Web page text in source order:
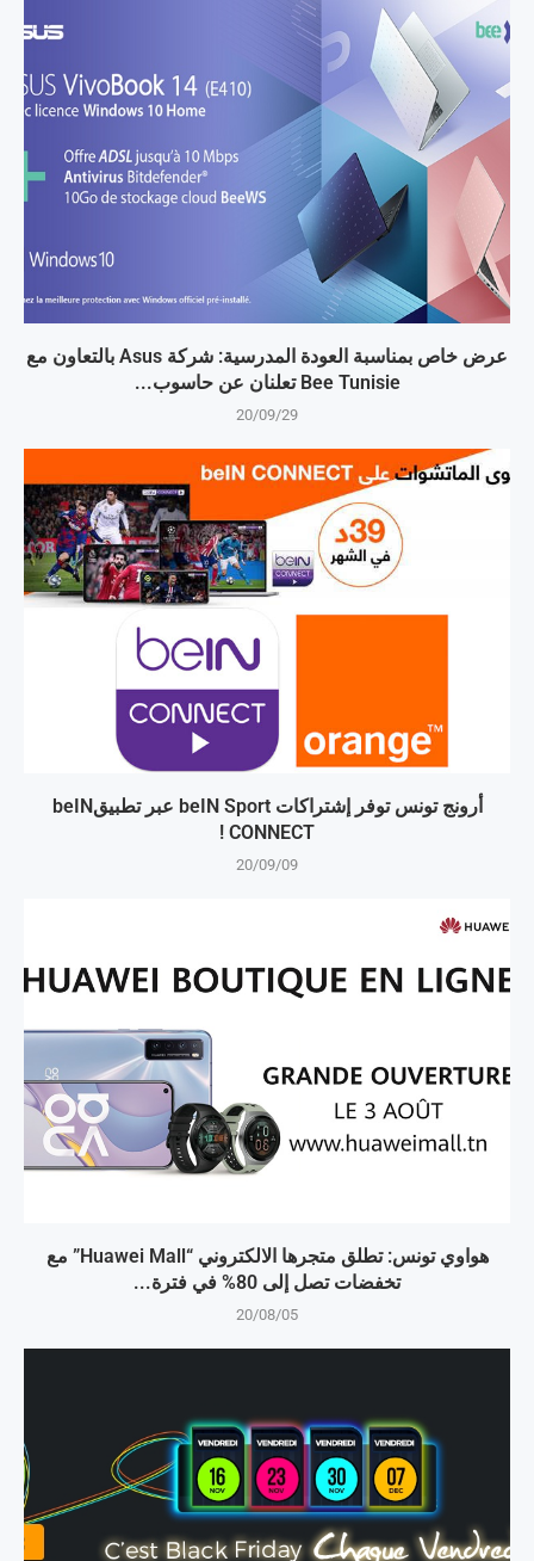
عرض خاص بمناسبة العودة المدرسية: شركة Asus بالتعاون مع
Bee Tunisie تعلنان عن حاسوب...
20/09/29
أرونج تونس توفر إشتراكات beIN Sport عبر تطبيقbeIN
CONNECT !
20/09/09
هواوي تونس: تطلق متجرها الالكتروني “Huawei Mall” مع
تخفضات تصل إلى 80% في فترة...
20/08/05